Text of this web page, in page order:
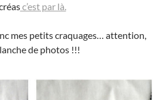
c’est par là.
mes petits craquages… attention,
de photos !!!